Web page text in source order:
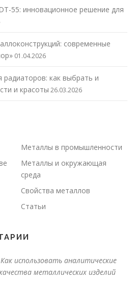
55: инновационное решение для
современные
01.04.2026
как выбрать и
и красоты 26.03.2026
Металлы в промышленности
Металлы и окружающая
среда
Свойства металлов
Статьи
Как использовать аналитические
металлических изделий